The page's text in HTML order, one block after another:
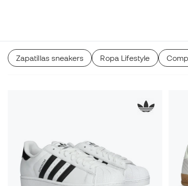
Zapatillas sneakers Ropa Lifestyle